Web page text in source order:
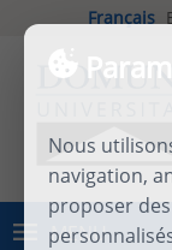
Nous
navigation,
proposer
Français
MENU